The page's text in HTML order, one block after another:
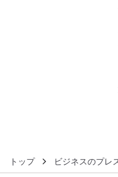
トップ ビジネスのプレ